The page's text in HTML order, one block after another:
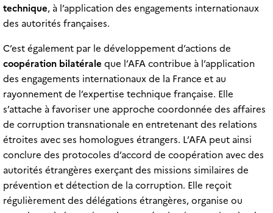
technique, à l’application des engagements internationaux
des autorités françaises.
C’est également par le développement d’actions de
coopération bilatérale que l’AFA contribue à l’application
des engagements internationaux de la France et au
rayonnement de l’expertise technique française. Elle
s’attache à favoriser une approche coordonnée des affaires
de corruption transnationale en entretenant des relations
étroites avec ses homologues étrangers. L’AFA peut ainsi
conclure des protocoles d’accord de coopération avec des
autorités étrangères exerçant des missions similaires de
prévention et détection de la corruption. Elle reçoit
régulièrement des délégations étrangères, organise ou